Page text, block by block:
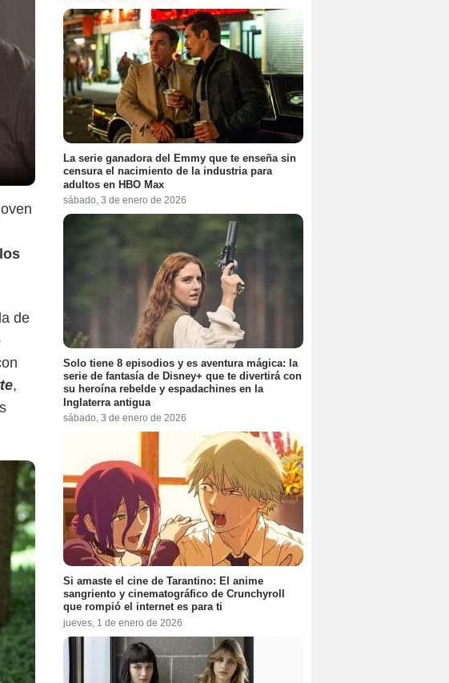
de
,
La serie ganadora del Emmy que te enseña sin
censura el nacimiento de la industria para
adultos en HBO Max
sábado, 3 de enero de 2026
Solo tiene 8 episodios y es aventura mágica: la
serie de fantasía de Disney+ que te divertirá con
su heroína rebelde y espadachines en la
Inglaterra antigua
sábado, 3 de enero de 2026
Si amaste el cine de Tarantino: El anime
sangriento y cinematográfico de Crunchyroll
que rompió el internet es para ti
jueves, 1 de enero de 2026